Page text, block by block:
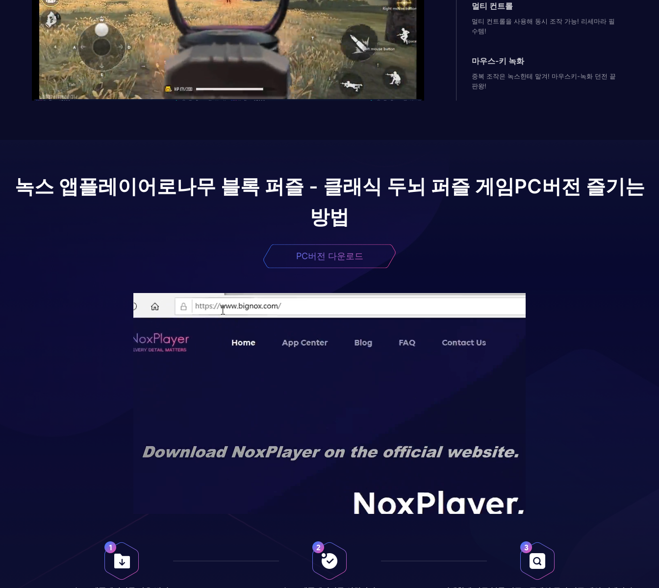
멀티 컨트롤
멀티 컨트롤을 사용해 동시 조작 가능! 리세마라 필
수템!
마우스-키 녹화
중복 조작은 녹스한테 맡겨! 마우스키-녹화 던전 끝
판왕!
녹스 앱플레이어로나무 블록 퍼즐 - 클래식 두뇌 퍼즐 게임PC버전 즐기는
방법
PC버전 다운로드